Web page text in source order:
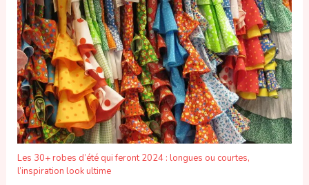
Les 30+ robes d’été qui feront 2024 : longues ou courtes,
l’inspiration look ultime